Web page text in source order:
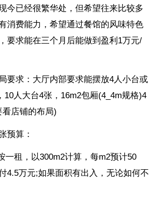
今已经很繁华处，但希望往来比较多
消费能力，希望通过餐馆的风味特色
要求能在三个月后能做到盈利1万元/
要求：大厅内部要求能摆放4人小台或
10人大台4张，16m2包厢(4_4m规格)4
店铺的布局)
预算：
一租，以300m2计算，每m2预计50
4.5万元;如果面积有出入，无论如何不